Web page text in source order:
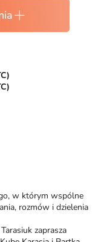
w którym wspólne
rozmów i dzielenia
zaprasza